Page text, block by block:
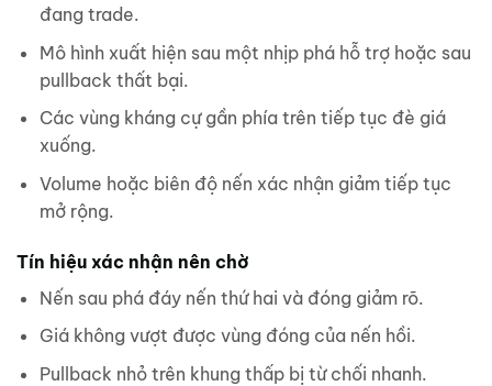
đang trade.
Mô hình xuất hiện sau một nhịp phá hỗ trợ hoặc sau
pullback thất bại.
Các vùng kháng cự gần phía trên tiếp tục đè giá
xuống.
Volume hoặc biên độ nến xác nhận giảm tiếp tục
mở rộng.
Tín hiệu xác nhận nên chờ
Nến sau phá đáy nến thứ hai và đóng giảm rõ.
Giá không vượt được vùng đóng của nến hồi.
Pullback nhỏ trên khung thấp bị từ chối nhanh.